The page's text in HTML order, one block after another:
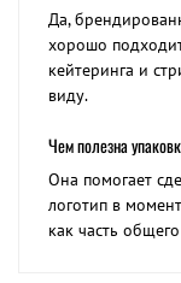
Да,
хорошо
кейтеринга и
виду.
Чем полезна
Она помогает
логотип в
как часть